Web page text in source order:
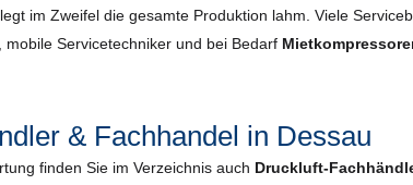
im Zweifel die gesamte Produktion lahm. Viele
mobile Servicetechniker und bei Bedarf
& Fachhandel in Dessau
finden Sie im Verzeichnis auch Druckluft-